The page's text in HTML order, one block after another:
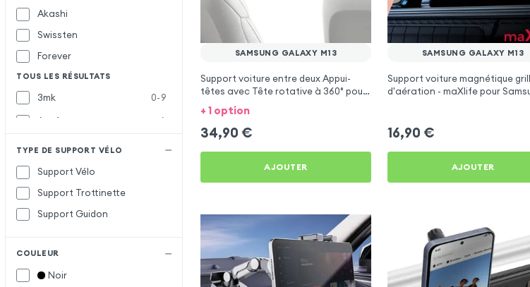
Akashi
Swissten
Forever
TOUS LES RÉSULTATS
3mk
0-9
Acefast
A
Baseus
Belkin
Forcell
Maxlife
M
Vennus
TYPE DE SUPPORT VÉLO
Support Vélo
Support Trottinette
Support Guidon
COULEUR
Noir
SAMSUNG GALAXY M13
Support voiture entre deux Appui-
têtes avec Tête rotative à 360° pour
Samsung Galaxy M13
+ 1 option
34,90 €
AJOUTER
SAMSUNG GALAXY M13
Support voiture magnétique
d'aération - maXlife pour
16,90 €
AJOUTER